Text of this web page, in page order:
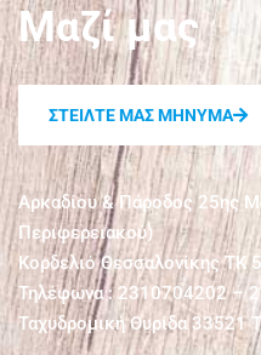
Μαζί μας
ΣΤΕΙΛΤΕ ΜΑΣ ΜΗΝΥΜΑ
Αρκαδίου & Πάροδος 25ης
Περιφερειακού)
Κορδελιό Θεσσαλονίκης ΤΚ
Τηλέφωνα : 2310704202 –
Ταχυδρομική Θυρίδα 33521